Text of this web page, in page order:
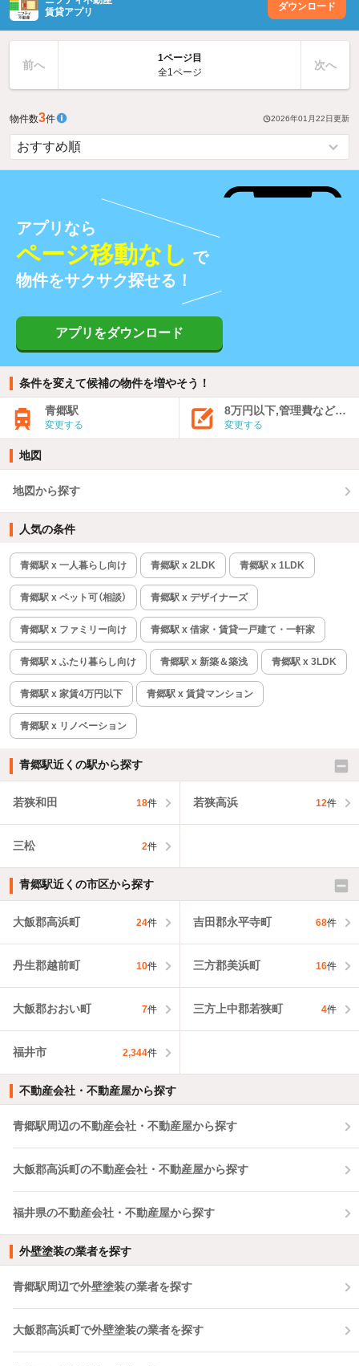
賃貸アプリ
ダウンロード
前へ
1ページ目
全1ページ
次へ
物件数3件 2026年01月22日 更新
アプリなら
ページ移動なし で
物件をサクサク探せる！
アプリをダウンロード
条件を変えて候補の物件を増やそう！
青郷駅
変更する
8万円以下,管理費など込み
変更する
地図
地図から探す
人気の条件
青郷駅 x 一人暮らし向け 青郷駅 x 2LDK 青郷駅 x 1LDK
青郷駅 x ペット可（相談） 青郷駅 x デザイナーズ
青郷駅 x ファミリー向け 青郷駅 x 借家・賃貸一戸建て・一軒家
青郷駅 x ふたり暮らし向け 青郷駅 x 新築＆築浅 青郷駅 x 3LDK
青郷駅 x 家賃4万円以下 青郷駅 x 賃貸マンション
青郷駅 x リノベーション
青郷駅近くの駅から探す
若狭和田 18件 若狭高浜 12件
三松 2件
青郷駅近くの市区から探す
大飯郡高浜町 24件 吉田郡永平寺町 68件
丹生郡越前町 10件 三方郡美浜町 16件
大飯郡おおい町 7件 三方上中郡若狭町 4件
福井市 2,344件
不動産会社・不動産屋から探す
青郷駅周辺の不動産会社・不動産屋から探す
大飯郡高浜町の不動産会社・不動産屋から探す
福井県の不動産会社・不動産屋から探す
外壁塗装の業者を探す
青郷駅周辺で外壁塗装の業者を探す
大飯郡高浜町で外壁塗装の業者を探す